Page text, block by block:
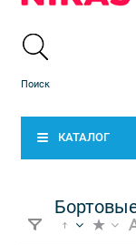
КАТАЛОГ